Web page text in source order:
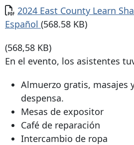
Documento
2024 East County Learn
Español (568.58 KB)
(568,58 KB)
En el evento, los asistentes
Almuerzo gratis, masajes
despensa.
Mesas de expositor
Café de reparación
Intercambio de ropa